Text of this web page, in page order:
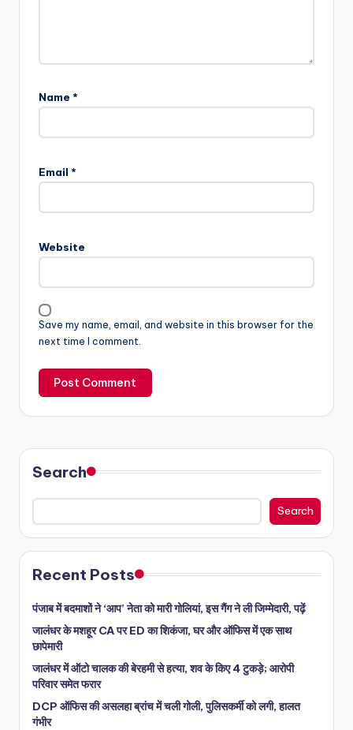
Name *
Email *
Website
Save my name, email, and website in this browser for the
next time I comment.
Search
Search
Recent Posts
पंजाब में बदमाशों ने ‘आप’ नेता को मारी गोलियां, इस गैंग ने ली जिम्मेदारी, पढ़ें
जालंधर के मशहूर CA पर ED का शिकंजा, घर और ऑफिस में एक साथ
छापेमारी
जालंधर में ऑटो चालक की बेरहमी से हत्या, शव के किए 4 टुकड़े; आरोपी
परिवार समेत फरार
DCP ऑफिस की असलहा ब्रांच में चली गोली, पुलिसकर्मी को लगी, हालत
गंभीर